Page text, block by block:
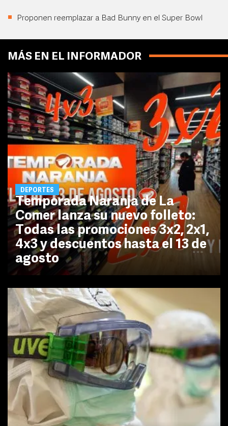
Proponen reemplazar a Bad Bunny en el Super Bowl
MÁS EN EL INFORMADOR
DEPORTES
Temporada Naranja de La
Comer lanza su nuevo folleto:
Todas las promociones 3x2, 2x1,
4x3 y descuentos hasta el 13 de
agosto